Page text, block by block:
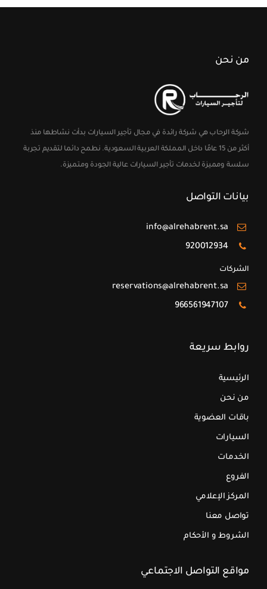
من نحن
شركة الرحاب هي شركة رائدة في مجال تأجير السيارات بدأت نشاطها منذ
أكثر من 15 عامًا داخل المملكة العربية السعودية. نطمح دائما لتقديم تجربة
سلسة ومميزة لخدمات تأجير السيارات عالية الجودة ومتميزة.
بيانات التواصل
info@alrehabrent.sa
920012934
الشركات
reservations@alrehabrent.sa
966561947107
روابط سريعة
الرئيسية
من نحن
باقات العضوية
السيارات
الخدمات
الفروع
المركز الإعلامي
تواصل معنا
الشروط و الأحكام
مواقع التواصل الاجتماعي